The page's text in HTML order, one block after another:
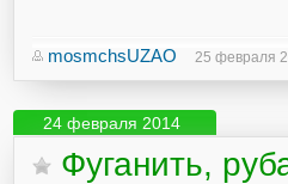
mosmchsUZAO 25 февраля
24 февраля 2014
Фуганить,